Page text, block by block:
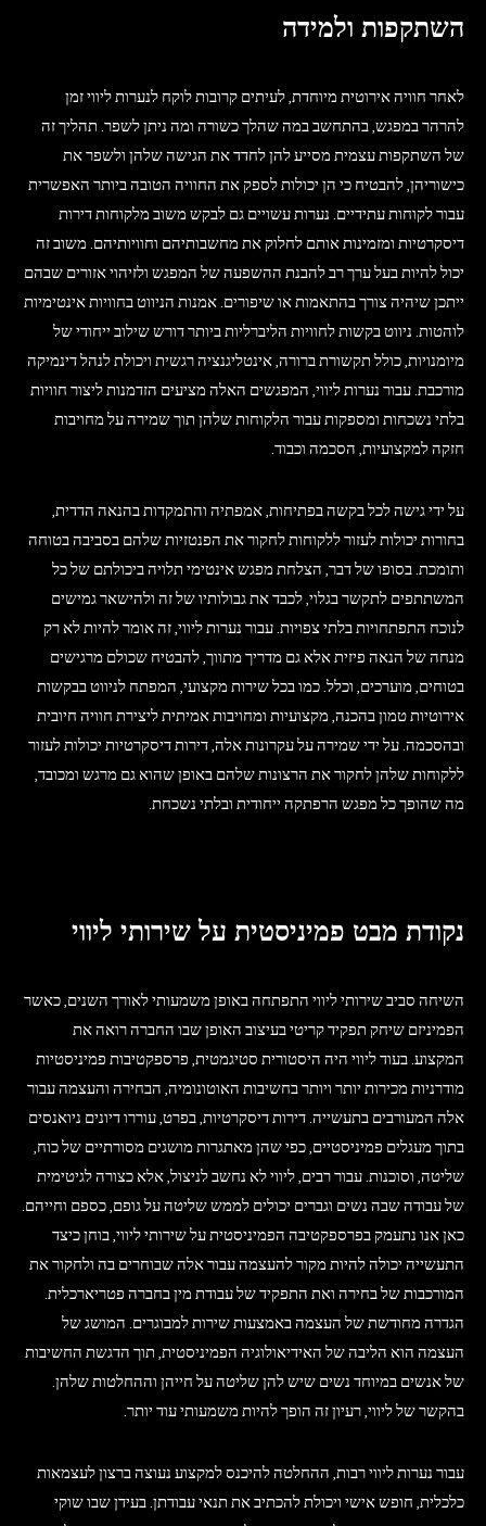
השתקפות ולמידה
לאחר חוויה אירוטית מיוחדת, לעיתים קרובות לוקח לנערות ליווי זמן
להרהר במפגש, בהתחשב במה שהלך כשורה ומה ניתן לשפר. תהליך זה
של השתקפות עצמית מסייע להן לחדד את הגישה שלהן ולשפר את
כישוריהן, להבטיח כי הן יכולות לספק את החוויה הטובה ביותר האפשרית
עבור לקוחות עתידיים. נערות עשויים גם לבקש משוב מלקוחות דירות
דיסקרטיות ומזמינות אותם לחלוק את מחשבותיהם וחוויותיהם. משוב זה
יכול להיות בעל ערך רב להבנת ההשפעה של המפגש ולזיהוי אזורים שבהם
ייתכן שיהיה צורך בהתאמות או שיפורים. אמנות הניווט בחוויות אינטימיות
לוהטות. ניווט בקשות לחוויות הליברליות ביותר דורש שילוב ייחודי של
מיומנויות, כולל תקשורת ברורה, אינטליגנציה רגשית ויכולת לנהל דינמיקה
מורכבת. עבור נערות ליווי, המפגשים האלה מציעים הזדמנות ליצור חוויות
בלתי נשכחות ומספקות עבור הלקוחות שלהן תוך שמירה על מחויבות
חזקה למקצועיות, הסכמה וכבוד.
על ידי גישה לכל בקשה בפתיחות, אמפתיה והתמקדות בהנאה הדדית,
בחורות יכולות לעזור ללקוחות לחקור את הפנטזיות שלהם בסביבה בטוחה
ותומכת. בסופו של דבר, הצלחת מפגש אינטימי תלויה ביכולתם של כל
המשתתפים לתקשר בגלוי, לכבד את גבולותיו של זה ולהישאר גמישים
לנוכח התפתחויות בלתי צפויות. עבור נערות ליווי, זה אומר להיות לא רק
מנחה של הנאה פיזית אלא גם מדריך מתווך, להבטיח שכולם מרגישים
בטוחים, מוערכים, וכלל. כמו בכל שירות מקצועי, המפתח לניווט בבקשות
אירוטיות טמון בהכנה, מקצועיות ומחויבות אמיתית ליצירת חוויה חיובית
ובהסכמה. על ידי שמירה על עקרונות אלה, דירות דיסקרטיות יכולות לעזור
ללקוחות שלהן לחקור את הרצונות שלהם באופן שהוא גם מרגש ומכובד,
מה שהופך כל מפגש הרפתקה ייחודית ובלתי נשכחת.
נקודת מבט פמיניסטית על שירותי ליווי
השיחה סביב שירותי ליווי התפתחה באופן משמעותי לאורך השנים, כאשר
הפמיניזם שיחק תפקיד קריטי בעיצוב האופן שבו החברה רואה את
המקצוע. בעוד ליווי היה היסטורית סטיגמטית, פרספקטיבות פמיניסטיות
מודרניות מכירות יותר ויותר בחשיבות האוטונומיה, הבחירה והעצמה עבור
אלה המעורבים בתעשייה. דירות דיסקרטיות, בפרט, עוררו דיונים ניואנסים
בתוך מעגלים פמיניסטיים, כפי שהן מאתגרות מושגים מסורתיים של כוח,
שליטה, וסוכנות. עבור רבים, ליווי לא נחשב לניצול, אלא כצורה לגיטימית
של עבודה שבה נשים וגברים יכולים לממש שליטה על גופם, כספם וחייהם.
כאן אנו נתעמק בפרספקטיבה הפמיניסטית על שירותי ליווי, בוחן כיצד
התעשייה יכולה להיות מקור להעצמה עבור אלה שבוחרים בה ולחקור את
המורכבות של בחירה ואת התפקיד של עבודת מין בחברה פטריארכלית.
הגדרה מחודשת של העצמה באמצעות שירות למבוגרים. המושג של
העצמה הוא הליבה של האידיאולוגיה הפמיניסטית, תוך הדגשת החשיבות
של אנשים במיוחד נשים שיש להן שליטה על חייהן וההחלטות שלהן.
בהקשר של ליווי, רעיון זה הופך להיות משמעותי עוד יותר.
עבור נערות ליווי רבות, ההחלטה להיכנס למקצוע נעוצה ברצון לעצמאות
כלכלית, חופש אישי ויכולת להכתיב את תנאי עבודתן. בעידן שבו שוקי